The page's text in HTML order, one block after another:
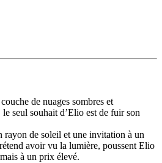
de nuages sombres et
seul souhait d’Elio est de fuir son
rayon de soleil et une invitation à un
avoir vu la lumière, poussent Elio
à un prix élevé.